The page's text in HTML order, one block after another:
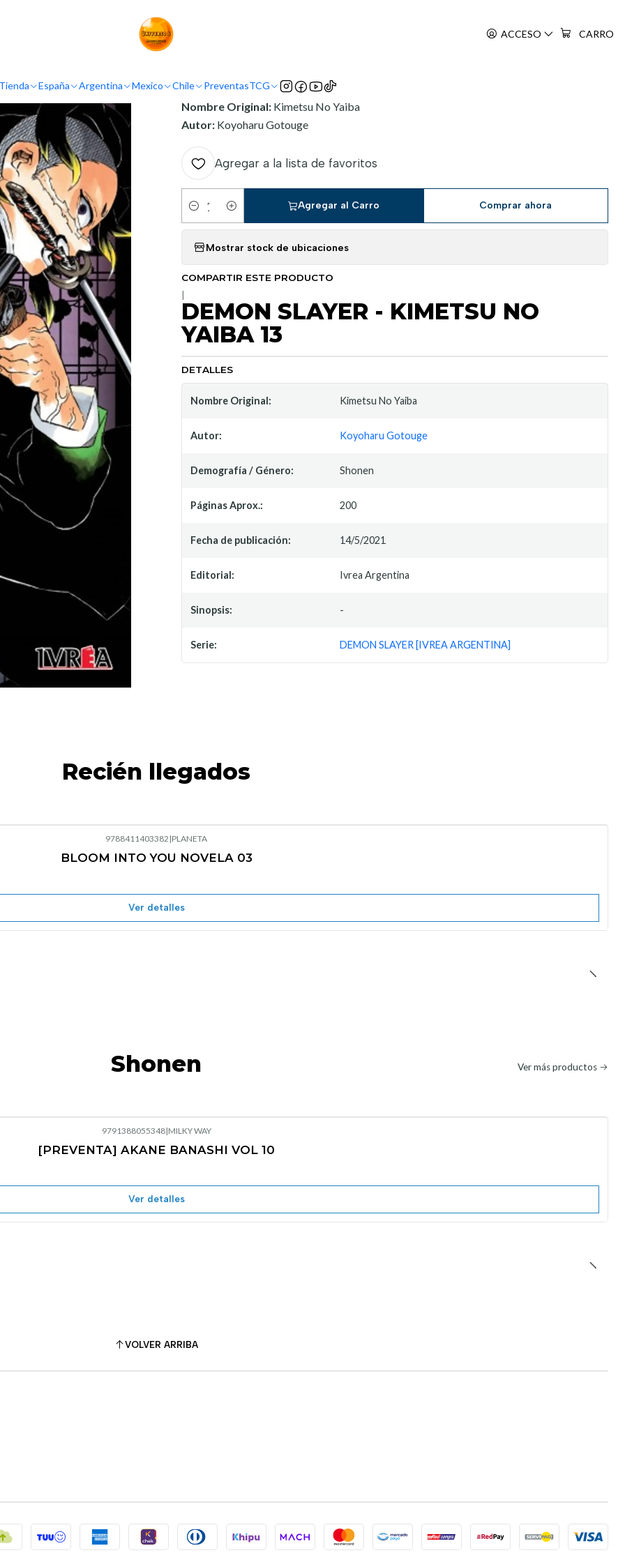
ACCESO CARRO
Tienda España Argentina Mexico Chile PreventasTCG
Nombre Original: Kimetsu No Yaiba
Autor: Koyoharu Gotouge
Agregar a la lista de favoritos
Cantidad
Agregar al Carro Comprar ahora
Mostrar stock de ubicaciones
COMPARTIR ESTE PRODUCTO
DEMON SLAYER - KIMETSU NO
YAIBA 13
DETALLES
Nombre Original: Kimetsu No Yaiba
Autor: Koyoharu Gotouge
Demografía / Género: Shonen
Páginas Aprox.: 200
Fecha de publicación: 14/5/2021
Editorial: Ivrea Argentina
Sinopsis: -
Serie: DEMON SLAYER [IVREA ARGENTINA]
Recién llegados
9788411403382 |PLANETA
BLOOM INTO YOU NOVELA 03
Ver detalles
Shonen Ver más productos
9791388055348|MILKY WAY
[PREVENTA] AKANE BANASHI VOL 10
Ver detalles
VOLVER ARRIBA